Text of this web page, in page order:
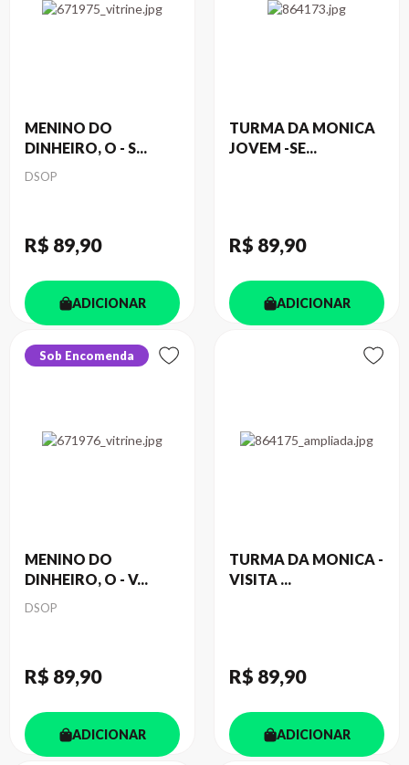
MENINO DO
DINHEIRO, O - S...
Autor
DSOP
R$ 89,90
ADICIONAR
TURMA DA MONICA
JOVEM -SE...
R$ 89,90
ADICIONAR
Sob Encomenda
MENINO DO
DINHEIRO, O - V...
Autor
DSOP
R$ 89,90
ADICIONAR
TURMA DA MONICA -
VISITA ...
R$ 89,90
ADICIONAR